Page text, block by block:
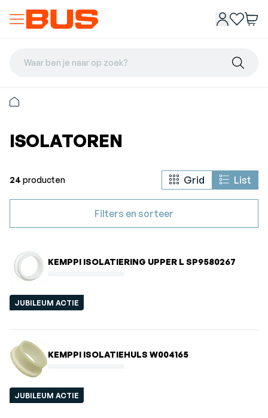
Waar ben je naar op zoek?
ISOLATOREN
24 producten Grid List
Filters en sorteer
KEMPPI ISOLATIERING UPPER L SP9580267
JUBILEUM ACTIE
KEMPPI ISOLATIEHULS W004165
JUBILEUM ACTIE